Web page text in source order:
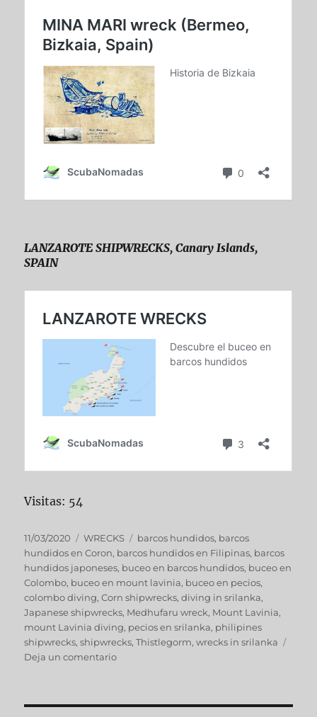
LANZAROTE SHIPWRECKS, Canary Islands,
SPAIN
Visitas: 54
11/03/2020 WRECKS barcos hundidos, barcos
hundidos en Coron, barcos hundidos en Filipinas, barcos
hundidos japoneses, buceo en barcos hundidos, buceo en
Colombo, buceo en mount lavinia, buceo en pecios,
colombo diving,Corn shipwrecks,diving in srilanka,
Japanese shipwrecks, Medhufaru wreck, Mount Lavinia,
mount Lavinia diving, pecios en srilanka, philipines
shipwrecks,shipwrecks,Thistlegorm,wrecks in srilanka
Deja un comentario